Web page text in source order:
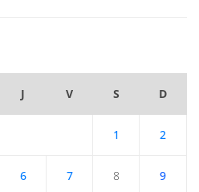
J V S D
1 2
6 7 8 9